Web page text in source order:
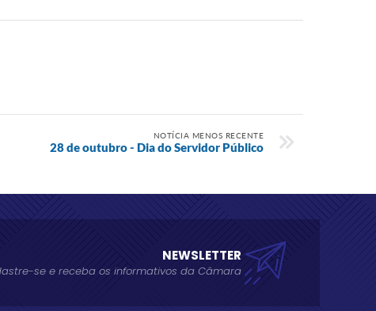
NOTÍCIA MENOS RECENTE
28 de outubro - Dia do Servidor Público
NEWSLETTER
se e receba os informativos da Câmara